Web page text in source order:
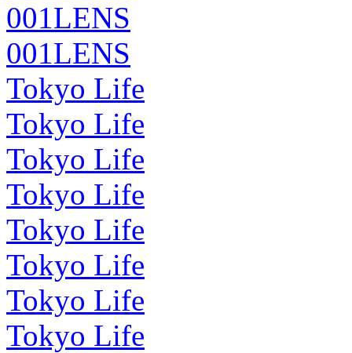
001LENS
001LENS
Tokyo Life
Tokyo Life
Tokyo Life
Tokyo Life
Tokyo Life
Tokyo Life
Tokyo Life
Tokyo Life